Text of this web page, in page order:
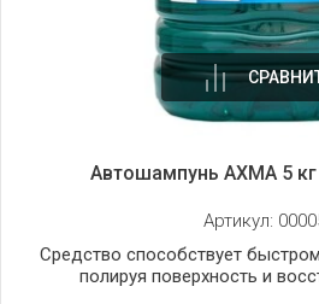
Автошампунь AXMA 5
Артикул:
Средство способствует
полируя поверхность и